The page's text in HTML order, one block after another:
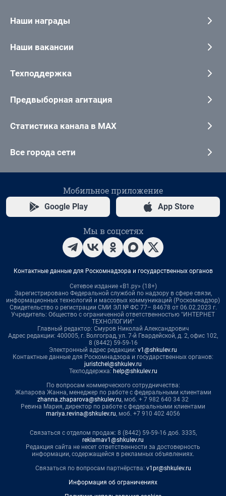
Наши награды
Наши вакансии
Техподдержка
Предвыборная агитация
Статистика канала в MAX
Все города сети
Мобильное приложение
Google Play App Store
Мы в соцсетях
Контактные данные для Роскомнадзора и государственных органов
Сетевое издание «В1.ру» (18+)
Зарегистрировано Федеральной службой по надзору в сфере связи,
информационных технологий и массовых коммуникаций (Роскомнадзор)
Свидетельство о регистрации СМИ ЭЛ № ФС 77– 84678 от 06.02.2023 г.
Учредитель: Общество с ограниченной ответственностью "ИНТЕРНЕТ
ТЕХНОЛОГИИ"
Главный редактор: Смуров Николай Александрович
Адрес редакции: 400005, г. Волгоград, ул. 7-й Гвардейской, д. 2, офис 102,
8 (8442) 59-59-16
Электронный адрес редакции: v1@shkulev.ru
Контактные данные для Роскомнадзора и государственных органов:
juristchel@shkulev.ru
Техподдержка: help@shkulev.ru
По вопросам коммерческого сотрудничества:
Жапарова Жанна, менеджер по работе с федеральными клиентами
zhanna.zhaparova@shkulev.ru, моб. + 7 982 640 34 32
Ревина Мария, директор по работе с федеральными клиентами
mariya.revina@shkulev.ru, моб. +7 910 402 4056
Связаться с отделом продаж: 8 (8442) 59-59-16 доб. 3335,
reklamav1@shkulev.ru
Редакция сайта не несет ответственности за достоверность
информации, содержащейся в рекламных объявлениях.
Связаться по вопросам партнёрства: v1pr@shkulev.ru
Информация об ограничениях